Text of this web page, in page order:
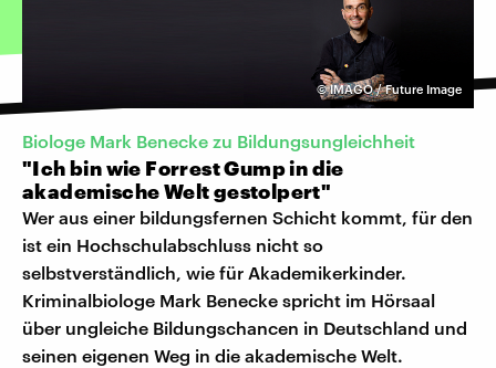
©IMAGO / Future Image
Biologe Mark Benecke zu Bildungsungleichheit
"Ich bin wie Forrest Gump in die
akademische Welt gestolpert"
Wer aus einer bildungsfernen Schicht kommt, für den
ist ein Hochschulabschluss nicht so
selbstverständlich, wie für Akademikerkinder.
Kriminalbiologe Mark Benecke spricht im Hörsaal
über ungleiche Bildungschancen in Deutschland und
seinen eigenen Weg in die akademische Welt.